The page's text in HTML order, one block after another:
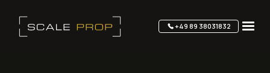
+49 89 38031832